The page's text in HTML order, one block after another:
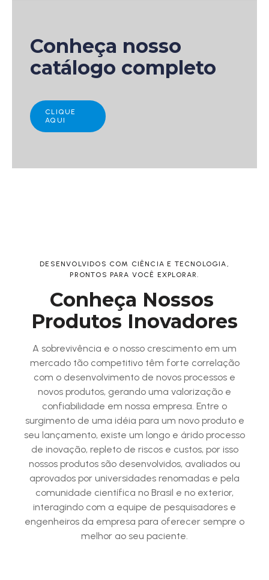
Conheça nosso
catálogo completo
CLIQUE
AQUI
DESENVOLVIDOS COM CIÊNCIA E TECNOLOGIA,
PRONTOS PARA VOCÊ EXPLORAR.
Conheça Nossos
Produtos Inovadores
A sobrevivência e o nosso crescimento em um
mercado tão competitivo têm forte correlação
com o desenvolvimento de novos processos e
novos produtos, gerando uma valorização e
confiabilidade em nossa empresa. Entre o
surgimento de uma idéia para um novo produto e
seu lançamento, existe um longo e árido processo
de inovação, repleto de riscos e custos, por isso
nossos produtos são desenvolvidos, avaliados ou
aprovados por universidades renomadas e pela
comunidade científica no Brasil e no exterior,
interagindo com a equipe de pesquisadores e
engenheiros da empresa para oferecer sempre o
melhor ao seu paciente.